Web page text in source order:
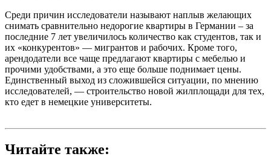
Среди причин исследователи называют наплыв желающих
снимать сравнительно недорогие квартиры в Германии – за
последние 7 лет увеличилось количество как студентов, так и
их «конкурентов» — мигрантов и рабочих. Кроме того,
арендодатели все чаще предлагают квартиры с мебелью и
прочими удобствами, а это еще больше поднимает цены.
Единственный выход из сложившейся ситуации, по мнению
исследователей, — строительство новой жилплощади для тех,
кто едет в немецкие университеты.
Читайте также: